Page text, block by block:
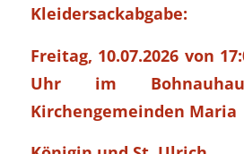
Kleidersackabgabe:
Freitag, 10.07.2026 von
Uhr im
Kirchengemeinden Maria